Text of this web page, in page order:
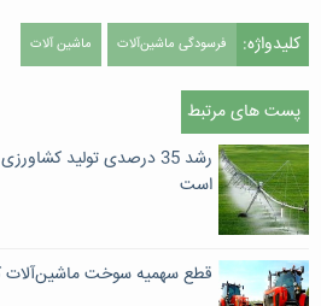
کلیدواژه: فرسودگی ماشین‌آلات ماشین آلات
پست های مرتبط
رشد 35 درصدی تولید
است
قطع سهمیه سوخت ماشین‌آلات